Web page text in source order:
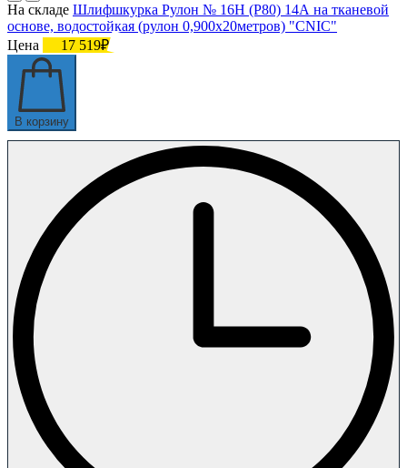
На складе Шлифшкурка Рулон № 16Н (P80) 14А на тканевой
основе, водостойкая (рулон 0,900х20метров) "CNIC"
Цена
17 519₽
В корзину